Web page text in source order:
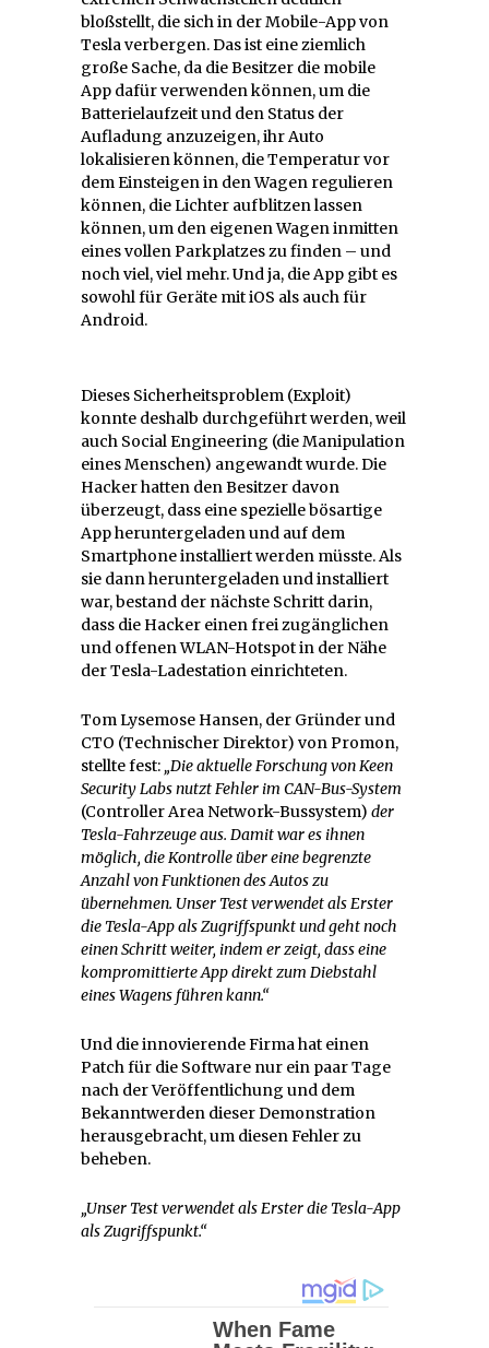
bloßstellt, die sich in der Mobile-App von
Tesla verbergen. Das ist eine ziemlich
große Sache, da die Besitzer die mobile
App dafür verwenden können, um die
Batterielaufzeit und den Status der
Aufladung anzuzeigen, ihr Auto
lokalisieren können, die Temperatur vor
dem Einsteigen in den Wagen regulieren
können, die Lichter aufblitzen lassen
können, um den eigenen Wagen inmitten
eines vollen Parkplatzes zu finden – und
noch viel, viel mehr. Und ja, die App gibt es
sowohl für Geräte mit iOS als auch für
Android.
Dieses Sicherheitsproblem (Exploit)
konnte deshalb durchgeführt werden, weil
auch Social Engineering (die Manipulation
eines Menschen) angewandt wurde. Die
Hacker hatten den Besitzer davon
überzeugt, dass eine spezielle bösartige
App heruntergeladen und auf dem
Smartphone installiert werden müsste. Als
sie dann heruntergeladen und installiert
war, bestand der nächste Schritt darin,
dass die Hacker einen frei zugänglichen
und offenen WLAN-Hotspot in der Nähe
der Tesla-Ladestation einrichteten.
Tom Lysemose Hansen, der Gründer und
CTO (Technischer Direktor) von Promon,
stellte fest:„Die aktuelle Forschung von Keen
Security Labs nutzt Fehler im CAN-Bus-System
(Controller Area Network-Bussystem) der
Tesla-Fahrzeuge aus. Damit war es ihnen
möglich, die Kontrolle über eine begrenzte
Anzahl von Funktionen des Autos zu
übernehmen. Unser Test verwendet als Erster
die Tesla-App als Zugriffspunkt und geht noch
einen Schritt weiter, indem er zeigt, dass eine
kompromittierte App direkt zum Diebstahl
eines Wagens führen kann.“
Und die innovierende Firma hat einen
Patch für die Software nur ein paar Tage
nach der Veröffentlichung und dem
Bekanntwerden dieser Demonstration
herausgebracht, um diesen Fehler zu
beheben.
„Unser Test verwendet als Erster die Tesla-App
als Zugriffspunkt.“